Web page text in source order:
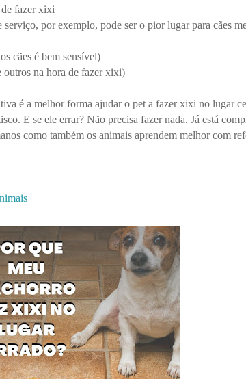
fazer xixi
por exemplo, pode ser o pior lugar para cães
cães é bem sensível)
na hora de fazer xixi)
é a melhor forma ajudar o pet a fazer xixi no lugar
E se ele errar? Não precisa fazer nada. Já está
como também os animais aprendem melhor com